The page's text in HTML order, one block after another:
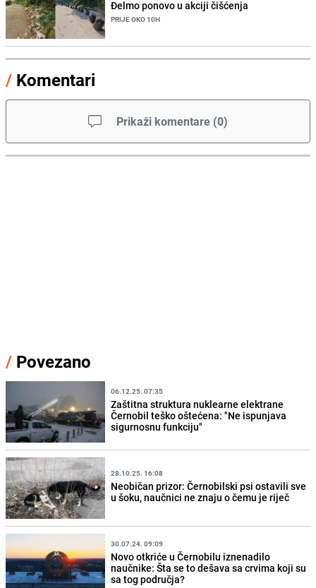
Đelmo ponovo u akciji čišćenja
PRIJE OKO 10H
/ Komentari
Prikaži komentare (0)
/ Povezano
06.12.25. 07:35
Zaštitna struktura nuklearne elektrane
Černobil teško oštećena: "Ne ispunjava
sigurnosnu funkciju"
28.10.25. 16:08
Neobičan prizor: Černobilski psi ostavili sve
u šoku, naučnici ne znaju o čemu je riječ
30.07.24. 09:09
Novo otkriće u Černobilu iznenadilo
naučnike: Šta se to dešava sa crvima koji su
sa tog područja?